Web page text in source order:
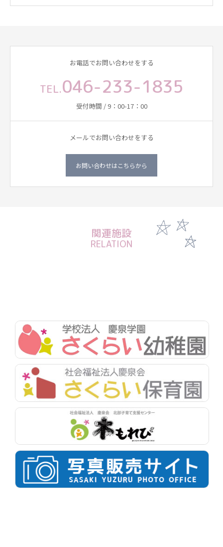
お電話でお問い合わせをする
TEL.046-233-1835
受付時間 / 9：00-17：00
メールでお問い合わせをする
お問い合わせはこちらから
関連施設
RELATION